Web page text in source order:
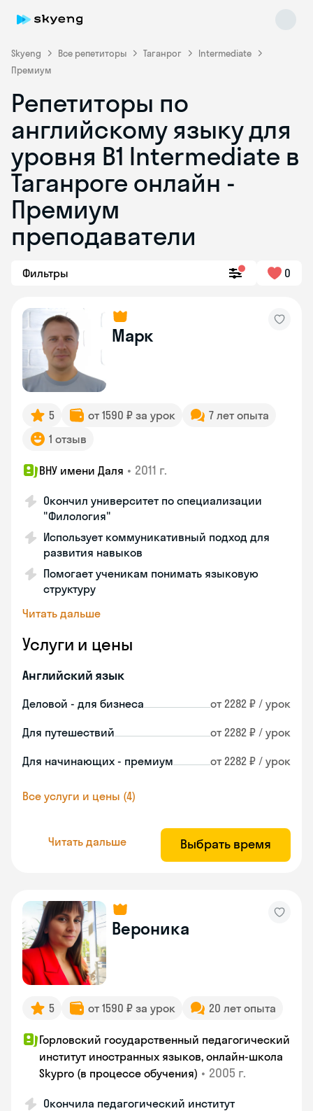
Skyeng Все репетиторы Таганрог
Intermediate
Премиум
Репетиторы по
английскому языку для
уровня B1 Intermediate в
Таганроге онлайн -
Премиум
преподаватели
Фильтры 0
Марк
5 от 1590 ₽ за урок
7 лет опыта
1 отзыв
ВНУ имени Даля • 2011 г.
Окончил университет по специализации
"Филология"
Использует коммуникативный подход для
развития навыков
Помогает ученикам понимать языковую
структуру
Читать дальше
Услуги и цены
Английский язык
Деловой - для бизнеса от 2282 ₽ / урок
Для путешествий от 2282 ₽ / урок
Для начинающих - премиум от 2282 ₽ / урок
Все услуги и цены (4)
Читать дальше Выбрать время
Вероника
5 от 1590 ₽ за урок 20 лет опыта
Горловский государственный педагогический
институт иностранных языков, онлайн-школа
Skypro (в процессе обучения) • 2005 г.
Окончила педагогический институт
Skyeng Chat